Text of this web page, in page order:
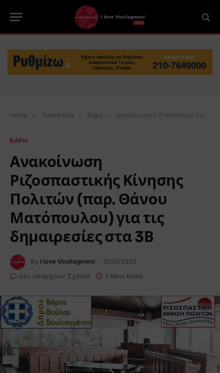
Home » Τοπικά Νέα » Βάρη » Ανακοίνωση Ριζοσπαστικής Κίνησης Πολιτών (παρ. Θάνου Ματόπουλου) για τις δημαιρεσίες στα 3Β
ΒΑΡΗ
Ανακοίνωση
Ριζοσπαστικής Κίνησης
Πολιτών (παρ. Θάνου
Ματόπουλου) για τις
δημαιρεσίες στα 3Β
By I love Vouliagmeni
12/01/2022
Δεν υπάρχουν Σχόλια
3 Mins Read